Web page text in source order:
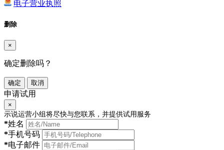
电子营业执照
删除
×
确定删除吗？
确定 取消
申请试用
×
示说运营小组将尽快与您联系，并提供试用服务
*姓名
*手机号码
*电子邮件